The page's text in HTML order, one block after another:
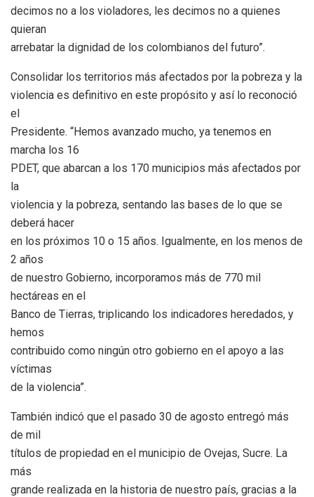
decimos no a los violadores, les decimos no a quienes
quieran
arrebatar la dignidad de los colombianos del futuro”.
Consolidar los territorios más afectados por la pobreza y la
violencia es definitivo en este propósito y así lo reconoció
el
Presidente. “Hemos avanzado mucho, ya tenemos en
marcha los 16
PDET, que abarcan a los 170 municipios más afectados por
la
violencia y la pobreza, sentando las bases de lo que se
deberá hacer
en los próximos 10 o 15 años. Igualmente, en los menos de
2 años
de nuestro Gobierno, incorporamos más de 770 mil
hectáreas en el
Banco de Tierras, triplicando los indicadores heredados, y
hemos
contribuido como ningún otro gobierno en el apoyo a las
víctimas
de la violencia”.
También indicó que el pasado 30 de agosto entregó más
de mil
títulos de propiedad en el municipio de Ovejas, Sucre. La
más
grande realizada en la historia de nuestro país, gracias a la